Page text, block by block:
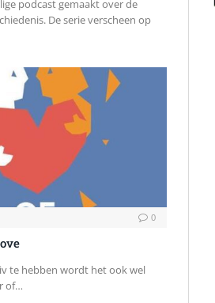
podcast gemaakt over de
De serie verscheen op
0
te hebben wordt het ook wel
of…